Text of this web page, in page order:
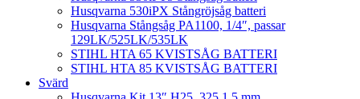
Husqvarna 530iPX Stångröjsåg batteri
Husqvarna Stångsåg PA1100, 1/4″, passar
129LK/525LK/535LK
STIHL HTA 65 KVISTSÅG BATTERI
STIHL HTA 85 KVISTSÅG BATTERI
Svärd